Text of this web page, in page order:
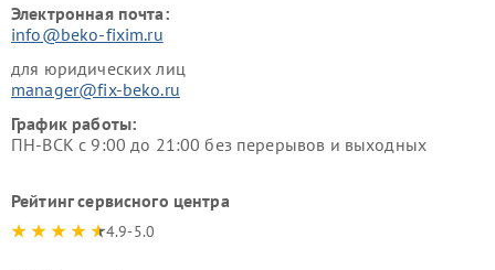
Электронная почта:
info@beko-fixim.ru
для юридических лиц
manager@fix-beko.ru
График работы:
ПН-ВСК с 9:00 до 21:00 без перерывов и выходных
Рейтинг сервисного центра
4.9-5.0